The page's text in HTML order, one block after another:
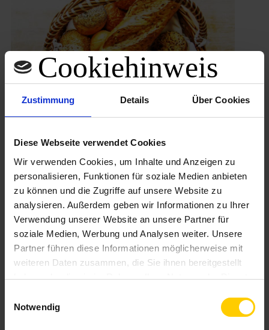
Zustimmung Details Über Cookies
Diese Webseite verwendet Cookies
Wir verwenden Cookies, um Inhalte und Anzeigen zu
personalisieren, Funktionen für soziale Medien anbieten
zu können und die Zugriffe auf unsere Website zu
analysieren. Außerdem geben wir Informationen zu Ihrer
Verwendung unserer Website an unsere Partner für
soziale Medien, Werbung und Analysen weiter. Unsere
Partner führen diese Informationen möglicherweise mit
weiteren Daten zusammen, die Sie ihnen bereitgestellt
haben oder die sie im Rahmen Ihrer Nutzung der Dienste
Notwendig